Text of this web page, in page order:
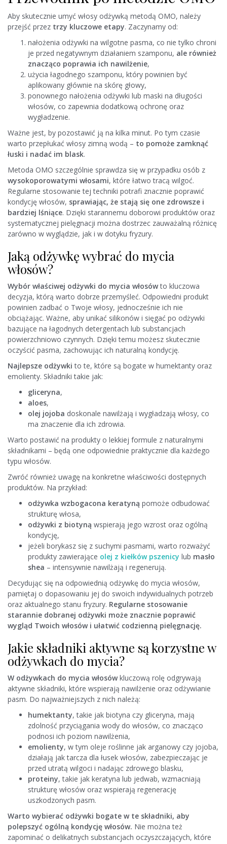
Aby skutecznie umyć włosy odżywką metodą OMO, należy
przejść przez trzy kluczowe etapy. Zaczynamy od:
nałożenia odżywki na wilgotne pasma, co nie tylko chroni
je przed negatywnym działaniem szamponu, ale również
znacząco poprawia ich nawilżenie,
użycia łagodnego szamponu, który powinien być
aplikowany głównie na skórę głowy,
ponownego nałożenia odżywki lub maski na długości
włosów, co zapewnia dodatkową ochronę oraz
wygładzenie.
Ważne jest, by pozostawić ją na kilka minut. Po tym czasie
warto przepłukać włosy zimną wodą – to pomoże zamknąć
łuski i nadać im blask.
Metoda OMO szczególnie sprawdza się w przypadku osób z
wysokoporowatymi włosami, które łatwo tracą wilgoć.
Regularne stosowanie tej techniki potrafi znacznie poprawić
kondycję włosów, sprawiając, że stają się one zdrowsze i
bardziej lśniące. Dzięki starannemu doborowi produktów oraz
systematycznej pielęgnacji można dostrzec zauważalną różnicę
zarówno w wyglądzie, jak i w dotyku fryzury.
Jaką odżywkę wybrać do mycia
włosów?
Wybór właściwej odżywki do mycia włosówto kluczowa
decyzja, którą warto dobrze przemyśleć. Odpowiedni produkt
powinien zadbać o Twoje włosy, jednocześnie ich nie
obciążając. Ważne, aby unikać silikonów i sięgać po odżywki
bazujące na łagodnych detergentach lub substancjach
powierzchniowo czynnych. Dzięki temu możesz skutecznie
oczyścić pasma, zachowując ich naturalną kondycję.
Najlepsze odżywki to te, które są bogate w humektanty oraz
emolienty. Składniki takie jak:
gliceryna,
aloes,
olej jojoba doskonale nawilżają i wygładzają włosy, co
ma znaczenie dla ich zdrowia.
Warto postawić na produkty o lekkiej formule z naturalnymi
składnikami – będą one odpowiednie praktycznie dla każdego
typu włosów.
Zwróć również uwagę na konkretne właściwości dostępnych
produktów. Na przykład:
odżywka wzbogacona keratyną pomoże odbudować
strukturę włosa,
odżywki z biotyną wspierają jego wzrost oraz ogólną
kondycję,
jeżeli borykasz się z suchymi pasmami, warto rozważyć
produkty zawierające olej z kiełków pszenicy lub masło
shea – intensywnie nawilżają i regenerują.
Decydując się na odpowiednią odżywkę do mycia włosów,
pamiętaj o dopasowaniu jej do swoich indywidualnych potrzeb
oraz aktualnego stanu fryzury. Regularne stosowanie
starannie dobranej odżywki może znacznie poprawić
wygląd Twoich włosów i ułatwić codzienną pielęgnację.
Jakie składniki aktywne są korzystne w
odżywkach do mycia?
W odżywkach do mycia włosów kluczową rolę odgrywają
aktywne składniki, które wspierają nawilżenie oraz odżywianie
pasm. Do najważniejszych z nich należą:
humektanty, takie jak biotyna czy gliceryna, mają
zdolność przyciągania wody do włosów, co znacząco
podnosi ich poziom nawilżenia,
emolienty, w tym oleje roślinne jak arganowy czy jojoba,
działają jak tarcza dla łusek włosów, zabezpieczając je
przed utratą wilgoci i nadając zdrowego blasku,
proteiny, takie jak keratyna lub jedwab, wzmacniają
strukturę włosów oraz wspierają regenerację
uszkodzonych pasm.
Warto wybierać odżywki bogate w te składniki, aby
polepszyć ogólną kondycję włosów. Nie można też
zapominać o delikatnych substancjach oczyszczających, które